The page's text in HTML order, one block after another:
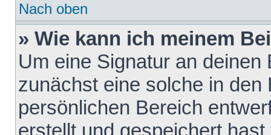
Nach oben
» Wie kann ich meinem
Um eine Signatur an
zunächst eine solche in den
persönlichen Bereich
erstellt und gespeichert